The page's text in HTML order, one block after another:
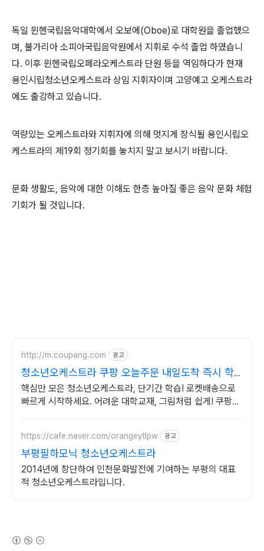
독일 뮌헨국립음악대학에서 오보에(Oboe)로 대학원을 졸업했으
며, 불가리아 소피아국립음악원에서 지휘로 수석 졸업 하였습니
다. 이후 뮌헨국립오페라오케스트라 단원 등을 역임하다가 현재
용인시립청소년오케스트라 상임 지휘자이며 고양예고 오케스트라
에도 출강하고 있습니다.
역량있는 오케스트라와 지휘자에 의해 멋지게 장식될 용인시립오
케스트라의 제19회 정기회를 놓치지 말고 보시기 바랍니다.
문화 생활도, 음악에 대한 이해도 한층 높아질 좋은 음악 문화 체험
기회가 될 것입니다.
http://m.coupang.com 광고
청소년오케스트라 쿠팡 오늘주문 내일도착 즉시 학
습
핵심만 모은 청소년오케스트라, 단기간 학습! 로켓배송으로
빠르게 시작하세요. 어려운 대학교재, 그림처럼 쉽게! 쿠팡에
https://cafe.naver.com/orangeytlpw 광고
부평필하모닉 청소년오케스트라
2014년에 창단하여 인천문화발전에 기여하는 부평의 대표
적 청소년오케스트라입니다.